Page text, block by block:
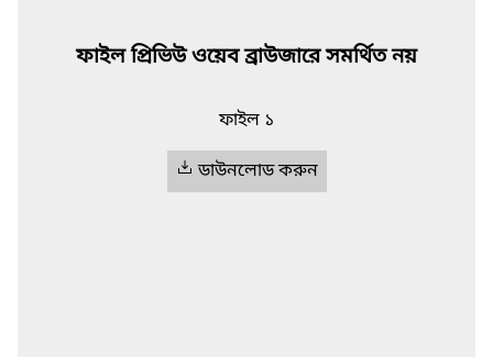
ফাইল প্রিভিউ ওয়েব ব্রাউজারে সমর্থিত নয়
ফাইল ১
ডাউনলোড করুন